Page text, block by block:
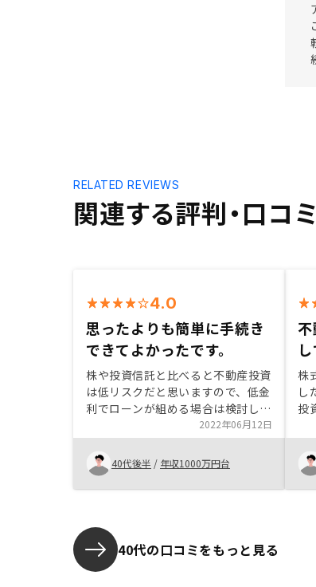
関連する評判・口コミ
RELATED REVIEWS
4.0
思ったよりも簡単に手続き
できてよかったです。
株や投資信託と比べると不動産投資
は低リスクだと思いますので、低金
利でローンが組める場合は検討して
みるのも良いと思います。私はたま
たま低金利でローンが組めたので、
今がチャンスと思ってやってみるこ
とにしました。
2022年06月12日
40代後半 / 年収1000万円台
株
し
投
き
で
際
40代の口コミをもっと見る